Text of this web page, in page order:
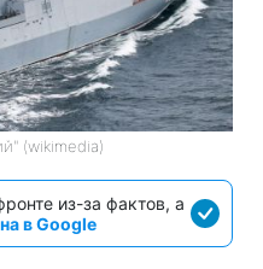
(wikimedia)
из-за фактов, а
в Google